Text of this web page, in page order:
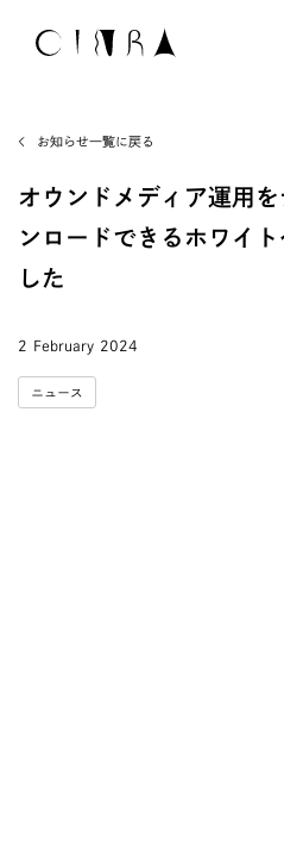
お知らせ一覧に戻る
オウンドメディア運用
ンロードできるホワイ
した
2 February 2024
ニュース